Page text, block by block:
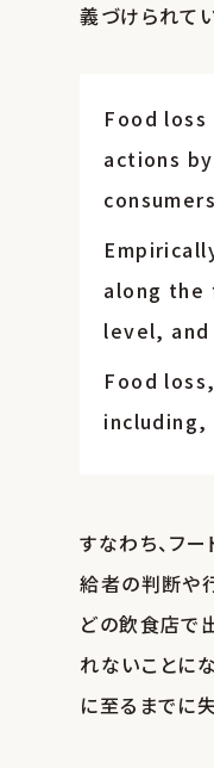
義づけられてい
Food
actions
along the
level,
Food
すなわち、フ
給者の判断や
どの飲食店で
れないことに
に至るまでに